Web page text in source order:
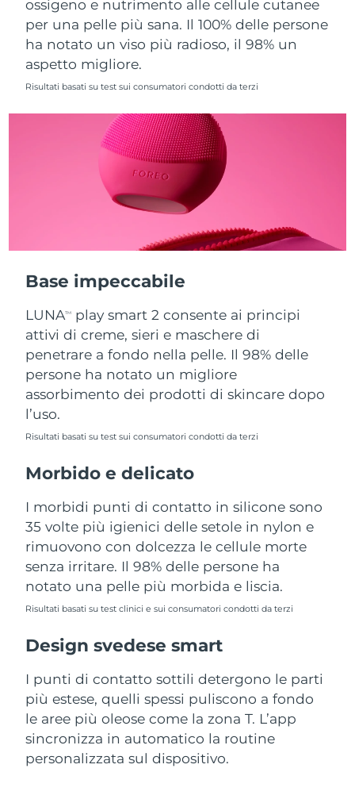
ossigeno e nutrimento alle cellule cutanee
per una pelle più sana. Il 100% delle persone
ha notato un viso più radioso, il 98% un
aspetto migliore.
Risultati basati su test sui consumatori condotti da terzi
Base impeccabile
LUNATM
play smart 2 consente ai principi
attivi di creme, sieri e maschere di
penetrare a fondo nella pelle. Il 98% delle
persone ha notato un migliore
assorbimento dei prodotti di skincare dopo
l’uso.
Risultati basati su test sui consumatori condotti da terzi
Morbido e delicato
I morbidi punti di contatto in silicone sono
35 volte più igienici delle setole in nylon e
rimuovono con dolcezza le cellule morte
senza irritare. Il 98% delle persone ha
notato una pelle più morbida e liscia.
Risultati basati su test clinici e sui consumatori condotti da terzi
Design svedese smart
I punti di contatto sottili detergono le parti
più estese, quelli spessi puliscono a fondo
le aree più oleose come la zona T. L’app
sincronizza in automatico la routine
personalizzata sul dispositivo.
Slovacchia Consegna stimata 8/9/26
Slovenia
Corea del Sud Consegna stimata
Consegna stimata
Thailandia Consegna stimata
Turchia Consegna stimata
Emirati Arabi Uniti 8/10/26
Regno Unito Consegna stimata
Stati Uniti
Uzbekistan
Vietnam Consegna stimata 8/15/26